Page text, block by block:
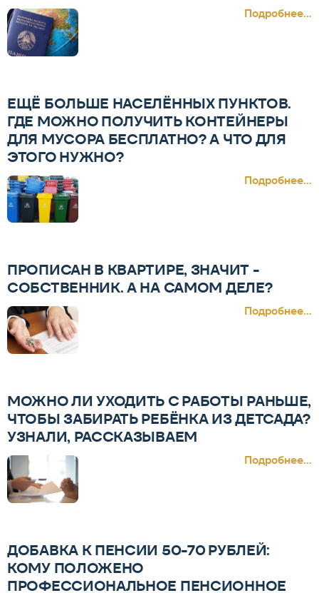
Подробнее...
ЕЩЁ БОЛЬШЕ НАСЕЛЁННЫХ ПУНКТОВ.
ГДЕ МОЖНО ПОЛУЧИТЬ КОНТЕЙНЕРЫ
ДЛЯ МУСОРА БЕСПЛАТНО? А ЧТО ДЛЯ
ЭТОГО НУЖНО?
Подробнее...
ПРОПИСАН В КВАРТИРЕ, ЗНАЧИТ -
СОБСТВЕННИК. А НА САМОМ ДЕЛЕ?
Подробнее...
МОЖНО ЛИ УХОДИТЬ С РАБОТЫ РАНЬШЕ,
ЧТОБЫ ЗАБИРАТЬ РЕБЁНКА ИЗ ДЕТСАДА?
УЗНАЛИ, РАССКАЗЫВАЕМ
Подробнее...
ДОБАВКА К ПЕНСИИ 50-70 РУБЛЕЙ:
КОМУ ПОЛОЖЕНО
ПРОФЕССИОНАЛЬНОЕ ПЕНСИОННОЕ